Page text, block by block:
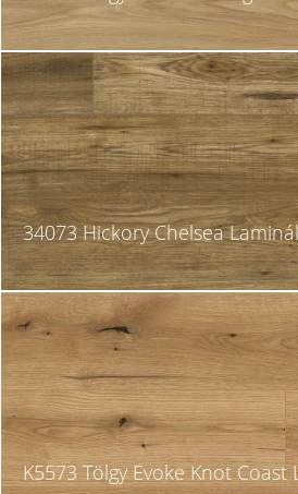
34073 Hickory Chelsea
K5573 Tölgy Evoke Knot